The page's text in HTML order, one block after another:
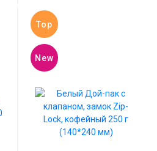
Top
New